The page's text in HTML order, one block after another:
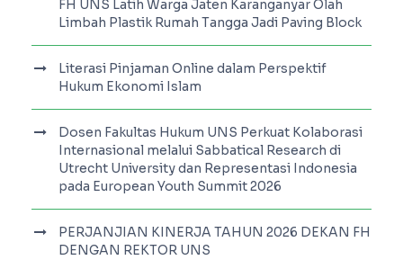
FH UNS Latih Warga Jaten Karanganyar Olah
Limbah Plastik Rumah Tangga Jadi Paving Block
Literasi Pinjaman Online dalam Perspektif
Hukum Ekonomi Islam
Dosen Fakultas Hukum UNS Perkuat Kolaborasi
Internasional melalui Sabbatical Research di
Utrecht University dan Representasi Indonesia
pada European Youth Summit 2026
PERJANJIAN KINERJA TAHUN 2026 DEKAN FH
DENGAN REKTOR UNS